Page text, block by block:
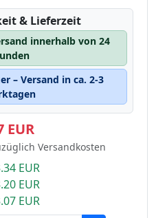
& Lieferzeit
innerhalb von 24
– Versand in ca. 2-3
EUR
Versandkosten
EUR
EUR
EUR